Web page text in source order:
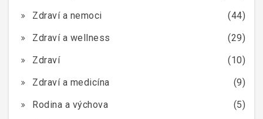
Zdraví a nemoci
(44)
Zdraví a wellness
(29)
Zdraví
(10)
Zdraví a medicína
(9)
Rodina a výchova
(5)